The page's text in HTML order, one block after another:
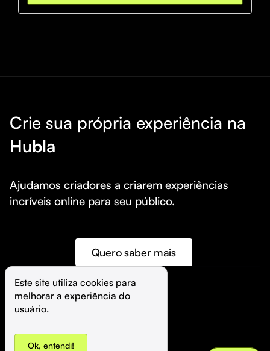
Crie sua própria experiência na
Hubla
Ajudamos criadores a criarem experiências
incríveis online para seu público.
Quero saber mais
©️ Hubla Tecnologia Ltda • 2026
Este site utiliza cookies para
melhorar a experiência do
usuário.
Ok, entendi!